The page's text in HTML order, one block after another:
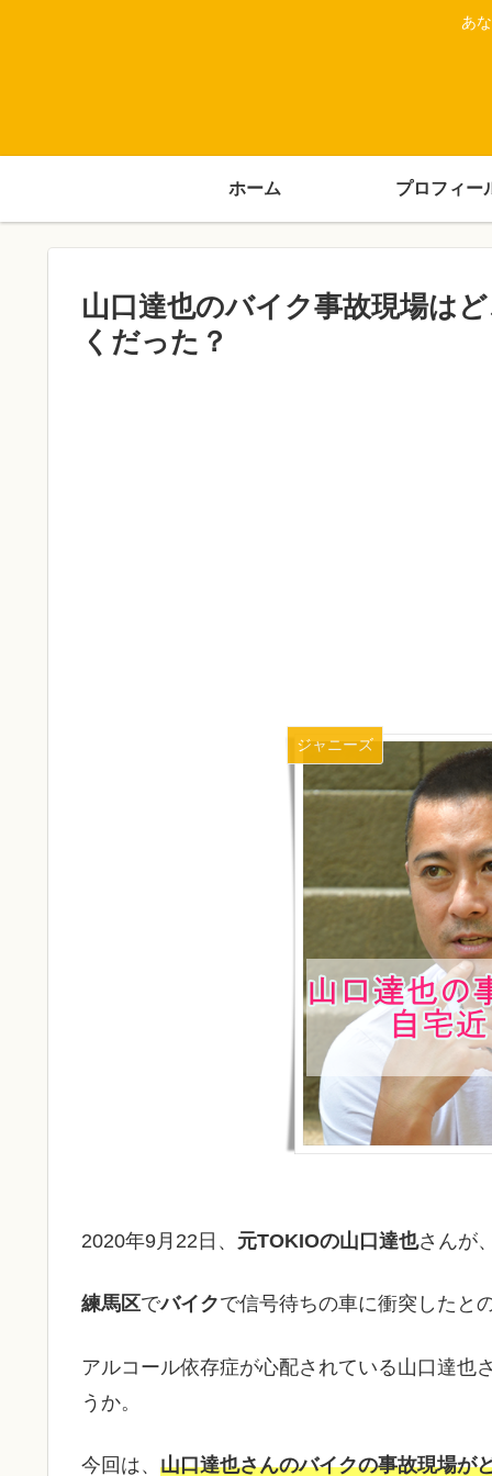
あ
ホーム プロフィー
山口達也のバイク事故現場は
くだった？
ジャニーズ
2020年9月22日、 元TOKIOの山口達也さんが
練馬区でバイクで信号待ちの車に衝突したと
アルコール依存症が心配されている山口達也
うか。
今回は、 山口達也さんのバイクの事故現場が